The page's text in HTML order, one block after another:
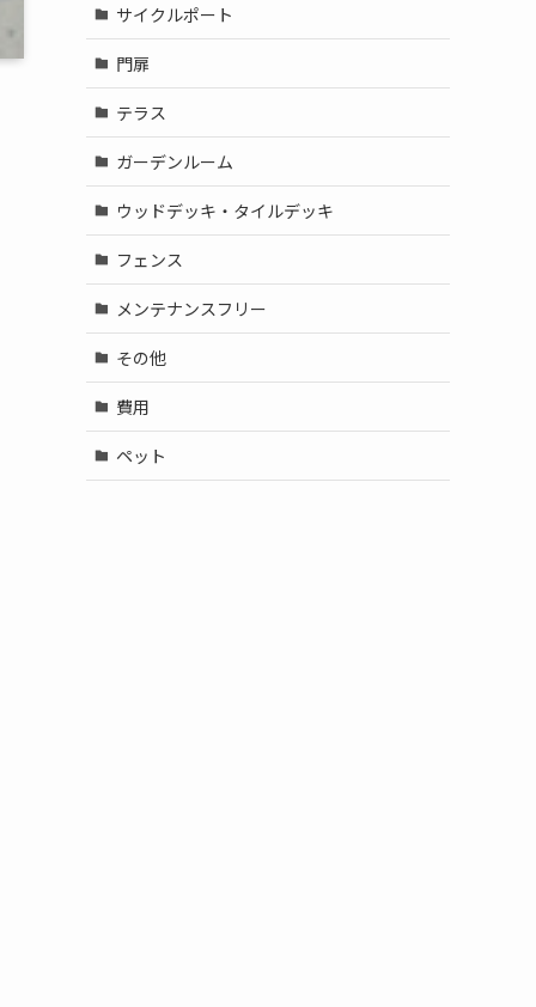
サイクルポート
門扉
テラス
ガーデンルーム
ウッドデッキ・タイルデッキ
フェンス
メンテナンスフリー
その他
費用
ペット